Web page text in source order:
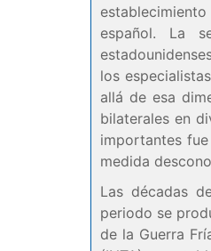
español. La
los
allá de esa
bilaterales en
importantes
medida
Las décadas
periodo se
de la Guerra